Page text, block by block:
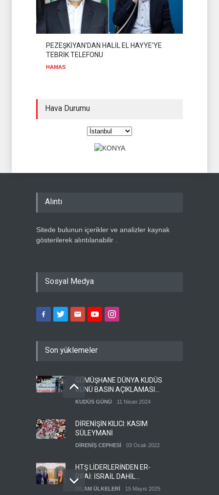
PEZEŞKİYAN'DAN HALİL EL HAYYE'YE
TEBRİK TELEFONU
HAMAS
Hava Durumu
Alıntı
Sitede bulunun içerikler ve analizler kaynak
gösterilerek alıntılanabilir .
Sosyal Medya
Son yüklemeler
GÜMÜŞHANE DÜNYA KUDÜS
GÜNÜ BASIN AÇIKLAMASI
(VİDEO-FOTO)
KUDÜS GÜNÜ 11 Nisan 2024
DİRENİŞİN KILICI: KASIM
SÜLEYMANİ
DİRENİŞ CEPHESİ 03 Ocak 2022
HTŞ LİDERLERİNDEN ER-
RIFAİ: İSRAİL DAHİL
HERKESLE BARIŞ
İSLAM ÜLKELERİ 15 Mayıs 2025